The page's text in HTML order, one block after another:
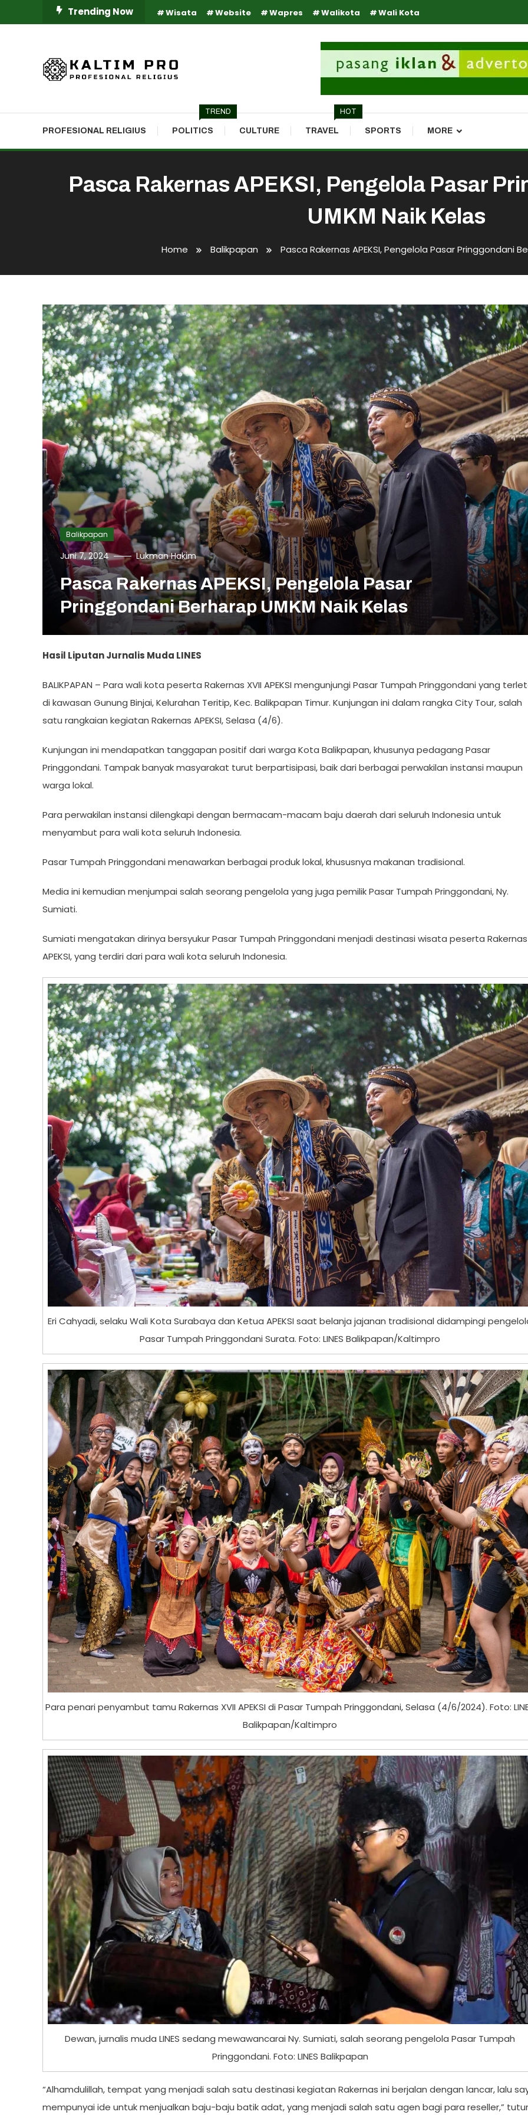
To
Trending Now Wisata Website Wapres Walikota Wali Kota
PROFESIONAL RELIGIUS POLITICS
TREND
CULTURE TRAVEL
HOT
SPORTS MORE
Pasca Rakernas APEKSI, Pengelola Pasar
UMKM Naik Kelas
Home Balikpapan Pasca Rakernas APEKSI, Pengelola Pasar Pringgondani
Balikpapan
Juni 7, 2024 Lukman Hakim
Pasca Rakernas APEKSI, Pengelola Pasar
Pringgondani Berharap UMKM Naik Kelas
Hasil Liputan Jurnalis Muda LINES
BALIKPAPAN – Para wali kota peserta Rakernas XVII APEKSI mengunjungi Pasar Tumpah Pringgondani yang
di kawasan Gunung Binjai, Kelurahan Teritip, Kec. Balikpapan Timur. Kunjungan ini dalam rangka City Tour, salah
satu rangkaian kegiatan Rakernas APEKSI, Selasa (4/6).
Kunjungan ini mendapatkan tanggapan positif dari warga Kota Balikpapan, khusunya pedagang Pasar
Pringgondani. Tampak banyak masyarakat turut berpartisipasi, baik dari berbagai perwakilan instansi maupun
warga lokal.
Para perwakilan instansi dilengkapi dengan bermacam-macam baju daerah dari seluruh Indonesia untuk
menyambut para wali kota seluruh Indonesia.
Pasar Tumpah Pringgondani menawarkan berbagai produk lokal, khususnya makanan tradisional.
Media ini kemudian menjumpai salah seorang pengelola yang juga pemilik Pasar Tumpah Pringgondani, Ny.
Sumiati.
Sumiati mengatakan dirinya bersyukur Pasar Tumpah Pringgondani menjadi destinasi wisata peserta Rakernas
APEKSI, yang terdiri dari para wali kota seluruh Indonesia.
Eri Cahyadi, selaku Wali Kota Surabaya dan Ketua APEKSI saat belanja jajanan tradisional didampingi
Pasar Tumpah Pringgondani Surata. Foto: LINES Balikpapan/Kaltimpro
Para penari penyambut tamu Rakernas XVII APEKSI di Pasar Tumpah Pringgondani, Selasa (4/6/2024). Foto:
Balikpapan/Kaltimpro
Dewan, jurnalis muda LINES sedang mewawancarai Ny. Sumiati, salah seorang pengelola Pasar Tumpah
Pringgondani. Foto: LINES Balikpapan
“Alhamdulillah, tempat yang menjadi salah satu destinasi kegiatan Rakernas ini berjalan dengan lancar, lalu
mempunyai ide untuk menjualkan baju-baju batik adat, yang menjadi salah satu agen bagi para reseller,” tutur